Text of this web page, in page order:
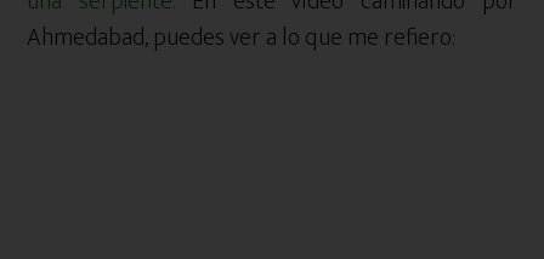
Ahmedabad, puedes ver a lo que me refiero: